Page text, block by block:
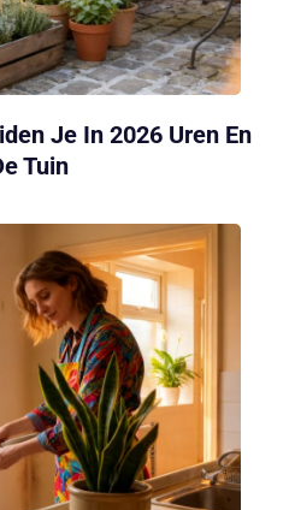
Je In 2026 Uren En
Tuin